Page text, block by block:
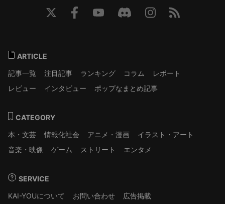
ARTICLE
記事一覧
注目記事 ランキング コラム
レポート
レビュー
インタビュー ポップなまとめ記事
CATEGORY
本・文芸
情報化社会 アニメ・漫画
イラスト・アート
音楽・映像
ゲーム ストリート エンタメ
SERVICE
KAI-YOUについて
お問い合わせ 広告掲載